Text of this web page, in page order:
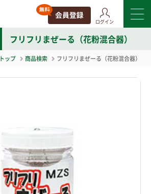
ログイン
フリフリまぜーる（花粉混合器）
トップ 商品検索 フリフリまぜーる（花粉混合器）